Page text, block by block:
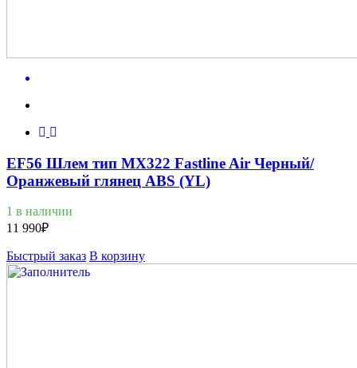
EF56 Шлем тип MX322 Fastline Air Черный/
Оранжевый глянец ABS (YL)
1 в наличии
11 990₽
Быстрый заказ В корзину